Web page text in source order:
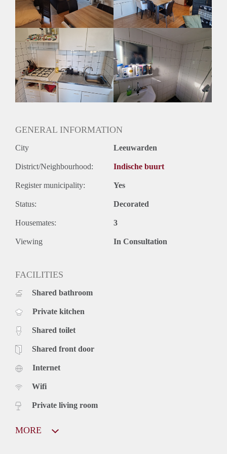
met mijn schildpad staan, maar die neem ik natuurlijk met me
mee, dus daar heb je geen omkijken naar.
Je deelt het huis met drie andere studenten: beneden wonen
een jongen en een meisje, en je bovenbuurvrouw woont op
dezelfde verdieping als jij. We delen de douche, de
wasmachine en de droger. Iedereen in huis heeft zijn eigen
leven en is best druk, maar als we elkaar tegenkomen in de
gang maken we altijd even tijd voor een praatje. Verder
houden we het graag netjes en werken we met een
GENERAL INFORMATION
City Leeuwarden
District/Neighbourhood: Indische buurt
Register municipality: Yes
Status: Decorated
Housemates: 3
Viewing In Consultation
FACILITIES
Shared bathroom
Private kitchen
Shared toilet
Shared front door
Internet
Wifi
Private living room
MORE